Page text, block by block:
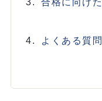
合格に向け
よくある質問